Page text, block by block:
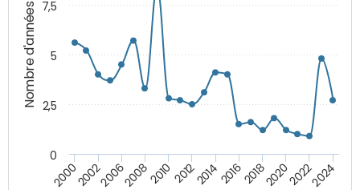
Nombre d'années
20002002200620082010 2012201420162018202020222024
0
2,5
5
7,5